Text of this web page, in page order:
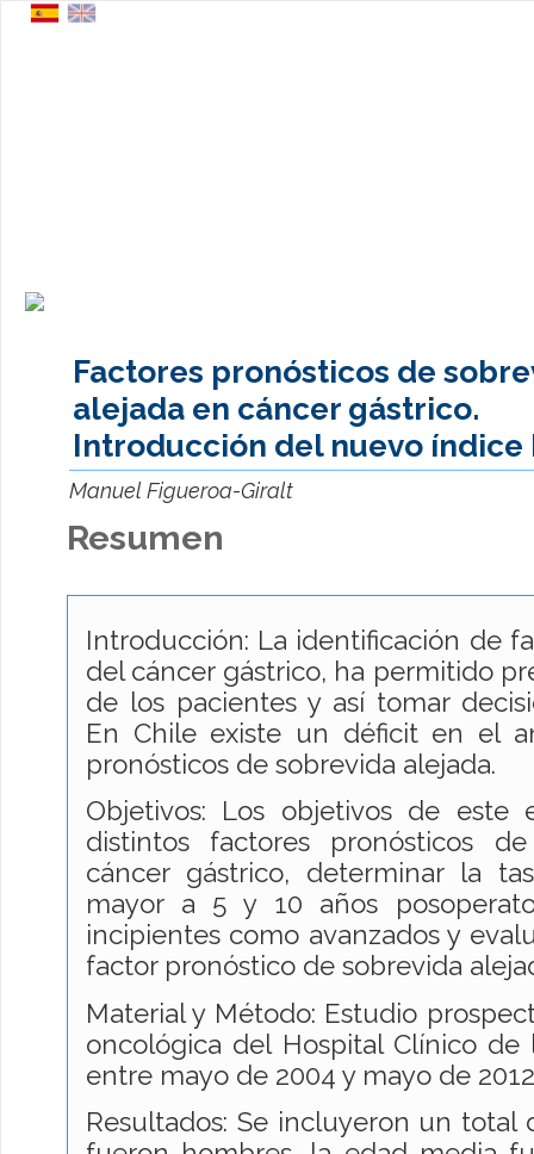
Factores pronósticos de
alejada en cáncer gástrico.
Introducción del nuevo índice
Manuel Figueroa-Giralt
Resumen
Introducción: La identificación de
del cáncer gástrico, ha permitido
de los pacientes y así tomar
En Chile existe un déficit en el
pronósticos de sobrevida alejada.
Objetivos: Los objetivos de este
distintos factores pronósticos
cáncer gástrico, determinar la
mayor a 5 y 10 años
incipientes como avanzados y
factor pronóstico de sobrevida
Material y Método: Estudio
oncológica del Hospital Clínico
entre mayo de 2004 y mayo de
Resultados: Se incluyeron un total